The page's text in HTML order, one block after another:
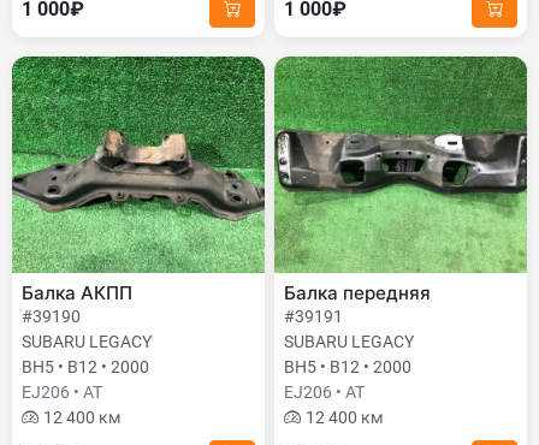
1 000₽ 1 000₽
Балка АКПП
#39190
SUBARU LEGACY
BH5 • B12 • 2000
EJ206 • AT
12 400 км
Балка передняя
#39191
SUBARU LEGACY
BH5 • B12 • 2000
EJ206 • AT
12 400 км